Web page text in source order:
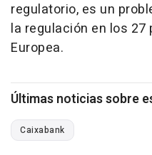
regulatorio, es un
la regulación en los 27
Europea.
Últimas noticias sobre
Caixabank